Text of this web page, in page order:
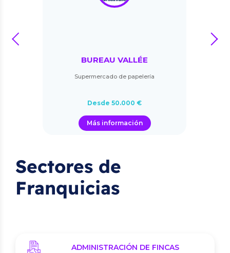
BUREAU VALLÉE
Supermercado de papelería
Desde 50.000 €
Más información
prev next
Sectores de
Franquicias
ADMINISTRACIÓN DE FINCAS